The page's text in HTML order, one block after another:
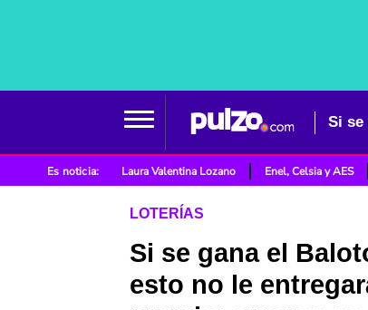
Es noticia: Laura Valentina Lozano Enel, Celsia y AES
LOTERÍAS
Si se gana el
esto no le